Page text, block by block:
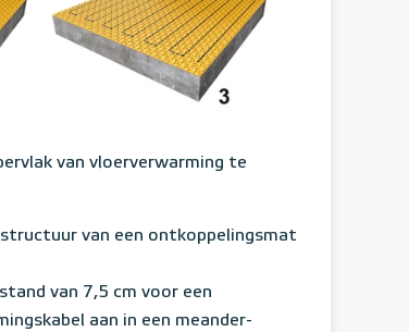
van vloerverwarming te
van een ontkoppelingsmat
van 7,5 cm voor een
aan in een meander-